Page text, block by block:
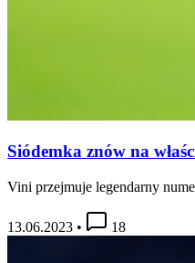
Siódemka znów na
Vini przejmuje legendarny
13.06.2023 • 18